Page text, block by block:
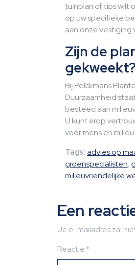
tuinplan of tips wilt
op uw specifieke
aan onze vestiging
Zijn de
Bij Pelckmans
Duurzaamheid
besteed aan
U kunt erop
voor mens en
Tags:advies op
groenspecialisten,
milieuvriendelijke
Een
Je e-mailadres zal
Reactie*